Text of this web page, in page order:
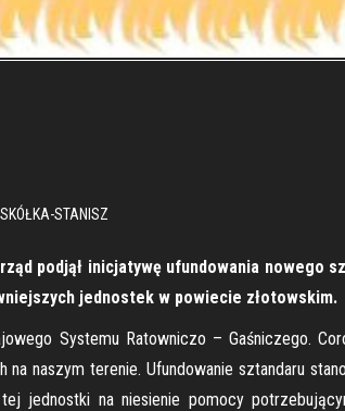
STANISZ
podjął inicjatywę ufundowania nowego
jednostek w powiecie złotowskim.
Systemu Ratowniczo – Gaśniczego.
naszym terenie. Ufundowanie sztandaru
jednostki na niesienie pomocy